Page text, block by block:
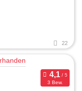
22
3 Bew.